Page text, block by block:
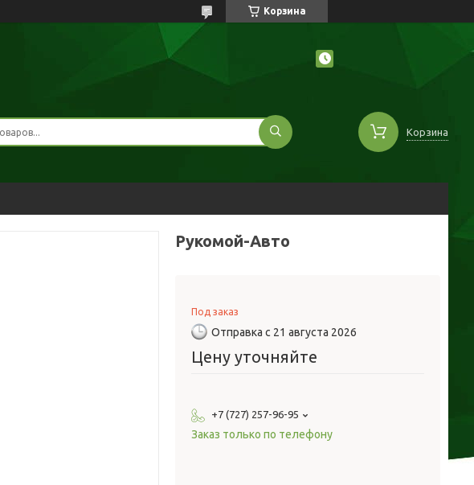
Корзина
Корзина
Рукомой-Авто
Под заказ
Отправка с 21 августа 2026
Цену уточняйте
+7 (727) 257-96-95
Заказ только по телефону